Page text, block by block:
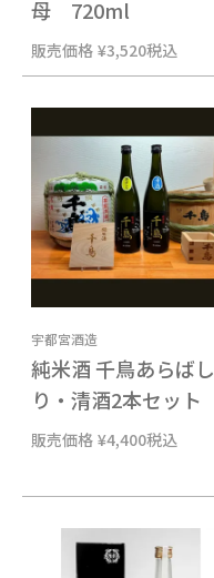
母 720ml
販売価格 ¥3,520税込
宇都宮酒造
純米酒 千鳥あらばし
り・清酒2本セット
販売価格 ¥4,400税込